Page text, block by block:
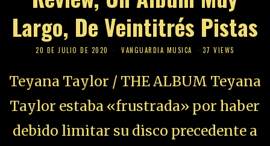
Largo, De Veintitrés Pistas
20 DE JULIO DE 2020 VANGUARDIA MUSICA 37 VIEWS
Teyana Taylor / THE ALBUM Teyana
Taylor estaba «frustrada» por haber
debido limitar su disco precedente a